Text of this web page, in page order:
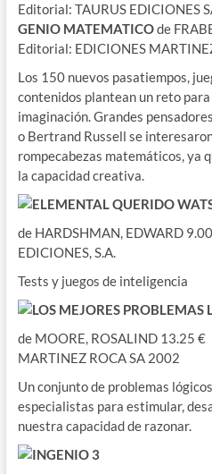
Editorial: TAURUS EDICIONES
GENIO MATEMATICOde
Editorial: EDICIONES
Los 150 nuevos pasatiempos,
contenidos plantean un reto
imaginación. Grandes
o Bertrand Russell se
rompecabezas matemáticos, ya
la capacidad creativa.
ELEMENTAL QUERIDO
de HARDSHMAN, EDWARD
EDICIONES, S.A.
Tests y juegos de inteligencia
LOS MEJORES PROBLEMAS
de MOORE, ROSALIND 13.25
MARTINEZ ROCA SA 2002
Un conjunto de problemas
especialistas para estimular,
nuestra capacidad de razonar.
INGENIO 3